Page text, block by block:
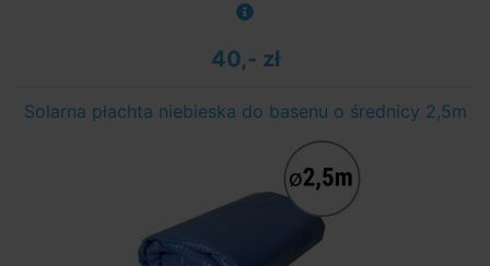
40,- zł
Solarna płachta niebieska do basenu o średnicy 2,5m